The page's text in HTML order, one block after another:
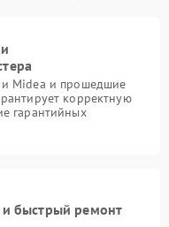
Midea и прошедшие
корректную
гарантийных
и быстрый ремонт